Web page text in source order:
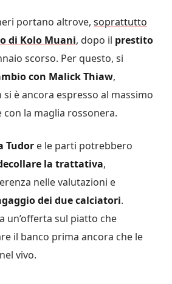
portano altrove, soprattutto
di Kolo Muani, dopo il prestito
scorso. Per questo, si
con Malick Thiaw,
è ancora espresso al massimo
con la maglia rossonera.
Tudor e le parti potrebbero
la trattativa,
nelle valutazioni e
dei due calciatori.
un’offerta sul piatto che
il banco prima ancora che le
vivo.